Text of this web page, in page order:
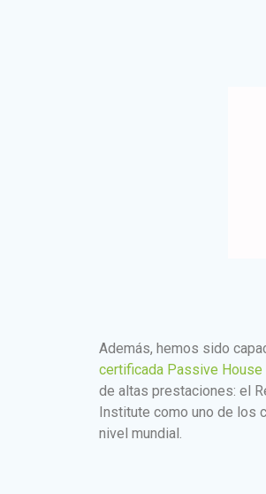
Además, hemos sido
certificada Passive House
de altas prestaciones: el
Institute como uno de los
nivel mundial.